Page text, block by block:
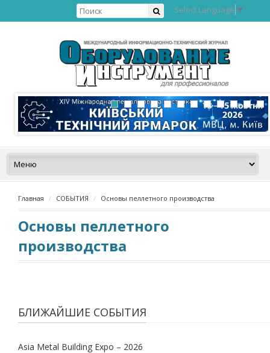
Select Language ▼
Главная СОБЫТИЯ Основы пеллетного производства
Основы пеллетного
производства
БЛИЖАЙШИЕ СОБЫТИЯ
Asia Metal Building Expo – 2026